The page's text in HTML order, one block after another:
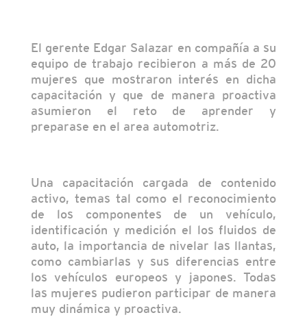
El gerente Edgar Salazar en compañía a su
equipo de trabajo recibieron a más de 20
mujeres que mostraron interés en dicha
capacitación y que de manera proactiva
asumieron el reto de aprender y
preparase en el area automotriz.
Una capacitación cargada de contenido
activo, temas tal como el reconocimiento
de los componentes de un vehículo,
identificación y medición el los fluidos de
auto, la importancia de nivelar las llantas,
como cambiarlas y sus diferencias entre
los vehículos europeos y japones. Todas
las mujeres pudieron participar de manera
muy dinámica y proactiva.